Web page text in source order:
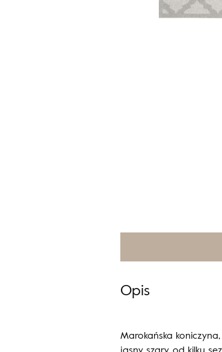
Opis
Marokańska